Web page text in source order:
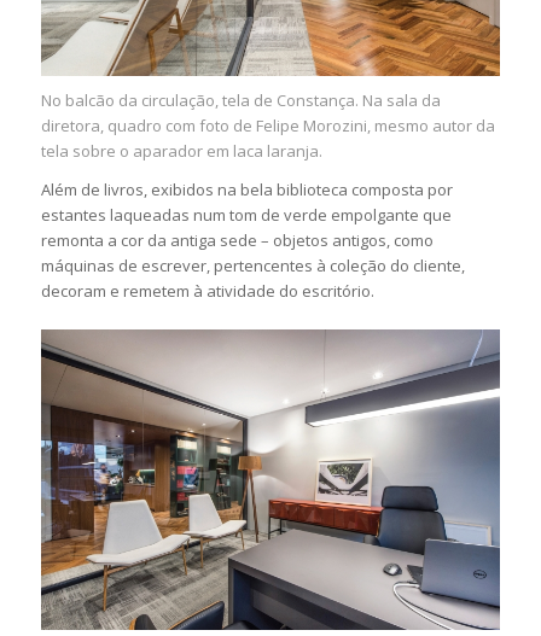
No balcão da circulação, tela de Constança. Na sala da
diretora, quadro com foto de Felipe Morozini, mesmo autor da
tela sobre o aparador em laca laranja.
Além de livros, exibidos na bela biblioteca composta por
estantes laqueadas num tom de verde empolgante que
remonta a cor da antiga sede – objetos antigos, como
máquinas de escrever, pertencentes à coleção do cliente,
decoram e remetem à atividade do escritório.